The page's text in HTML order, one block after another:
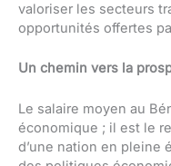
valoriser les secteurs
opportunités offertes
Un chemin vers la
Le salaire moyen au
économique ; il est le
d’une nation en pleine